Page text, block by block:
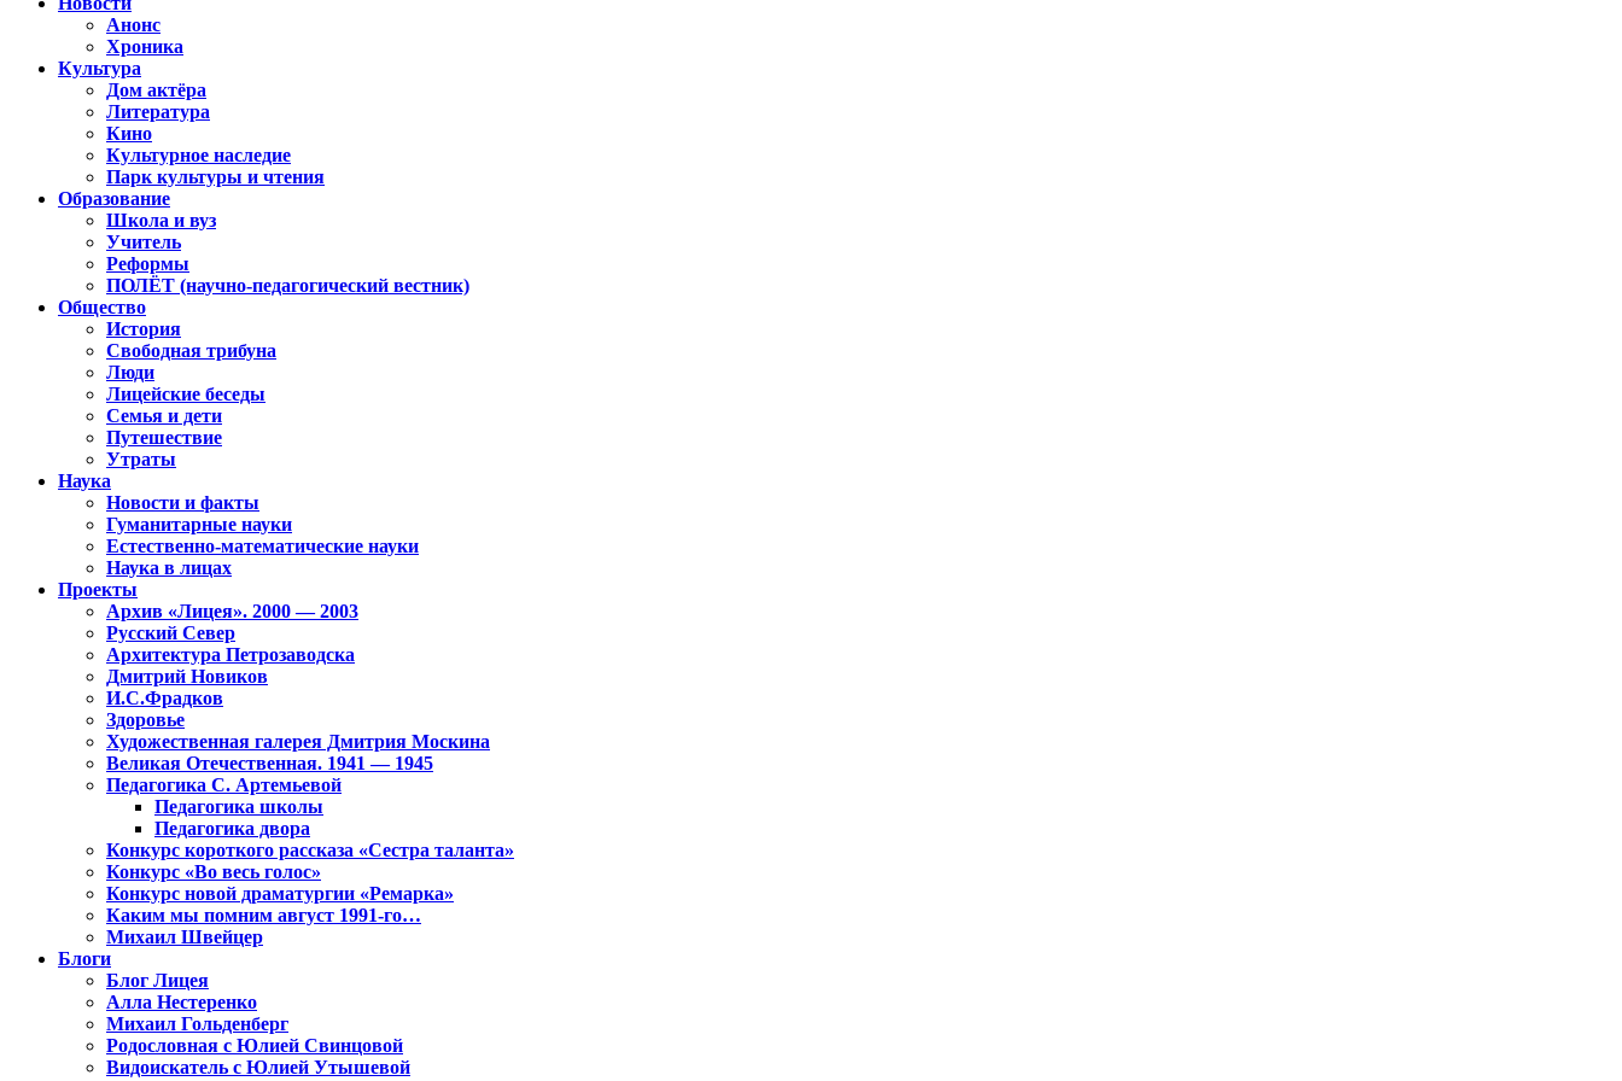
Анонс
Хроника
Культура
Дом актёра
Литература
Кино
Культурное наследие
Парк культуры и чтения
Образование
Школа и вуз
Учитель
Реформы
ПОЛЁТ (научно-педагогический вестник)
Общество
История
Свободная трибуна
Люди
Лицейские беседы
Семья и дети
Путешествие
Утраты
Наука
Новости и факты
Гуманитарные науки
Естественно-математические науки
Наука в лицах
Проекты
Архив «Лицея». 2000 — 2003
Русский Север
Архитектура Петрозаводска
Дмитрий Новиков
И.С.Фрадков
Здоровье
Художественная галерея Дмитрия Москина
Великая Отечественная. 1941 — 1945
Педагогика С. Артемьевой
Педагогика школы
Педагогика двора
Конкурс короткого рассказа «Сестра таланта»
Конкурс «Во весь голос»
Конкурс новой драматургии «Ремарка»
Каким мы помним август 1991-го…
Михаил Швейцер
Блоги
Блог Лицея
Алла Нестеренко
Михаил Гольденберг
Родословная с Юлией Свинцовой
Видоискатель с Юлией Утышевой